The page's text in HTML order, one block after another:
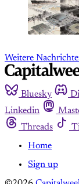
Weitere
Bluesky
Linkedin
Threads
Home
Sign up